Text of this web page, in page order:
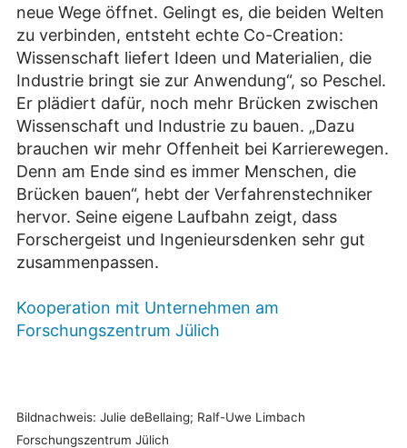
neue Wege öffnet. Gelingt es, die beiden Welten
zu verbinden, entsteht echte Co-Creation:
Wissenschaft liefert Ideen und Materialien, die
Industrie bringt sie zur Anwendung“, so Peschel.
Er plädiert dafür, noch mehr Brücken zwischen
Wissenschaft und Industrie zu bauen. „Dazu
brauchen wir mehr Offenheit bei Karrierewegen.
Denn am Ende sind es immer Menschen, die
Brücken bauen“, hebt der Verfahrenstechniker
hervor. Seine eigene Laufbahn zeigt, dass
Forschergeist und Ingenieursdenken sehr gut
zusammenpassen.
Kooperation mit Unternehmen am
Forschungszentrum Jülich
Bildnachweis: Julie deBellaing; Ralf-Uwe Limbach
Forschungszentrum Jülich